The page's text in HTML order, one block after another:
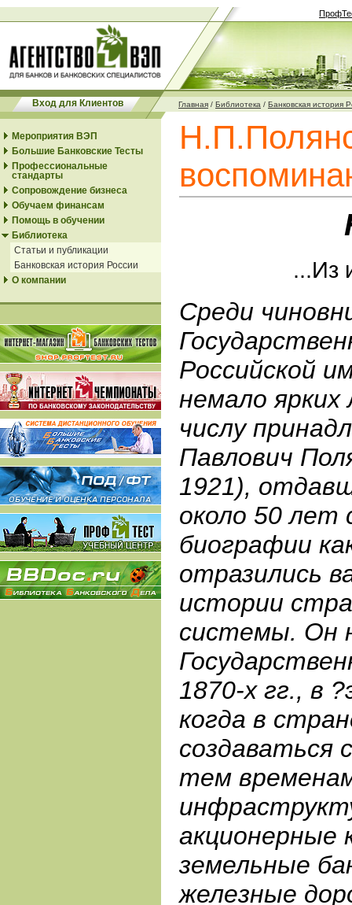
Вход для Клиентов Главная / Библиотека / Банковская история
Мероприятия ВЭП
Большие Банковские Тесты
Профессиональные
стандарты
Сопровождение бизнеса
Обучаем финансам
Помощь в обучении
Библиотека
Статьи и публикации
Банковская история России
О компании
...Из
Среди
Российской
немало ярких
числу
Павлович
1921),
около 50 лет
биографии
отразились
истории
системы. Он
1870-х гг., в
когда в
создаваться
тем
акционерные
земельные
железные